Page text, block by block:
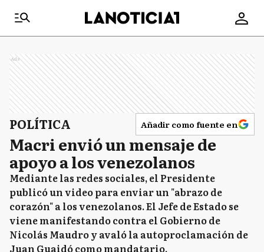
Ads
POLÍTICA Añadir como fuente en
Macri envió un mensaje de
apoyo a los venezolanos
Mediante las redes sociales, el Presidente
publicó un video para enviar un "abrazo de
corazón" a los venezolanos. El Jefe de Estado se
viene manifestando contra el Gobierno de
Nicolás Maudro y avaló la autoproclamación de
Juan Guaidó como mandatario.